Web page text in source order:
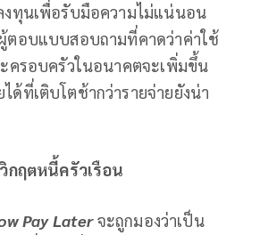
งทุนเพื่อรับมือความไม่แน่นอน
ตอบแบบสอบถามที่คาดว่าค่าใช้
ครอบครัวในอนาคตจะเพิ่มขึ้น
ที่เติบโตช้ากว่ารายจ่ายยังน่า
กฤตหนี้ครัวเรือน
Pay Laterจะถูกมองว่าเป็น